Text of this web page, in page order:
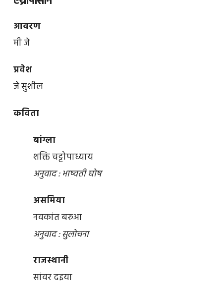
आवरण
मी जे
प्रवेश
जे सुशील
कविता
बांग्ला
शक्ति चट्टोपाध्याय
अनुवाद : भाष्वती घोष
असमिया
नवकांत बरुआ
अनुवाद : सुलोचना
राजस्थानी
सांवर दइया